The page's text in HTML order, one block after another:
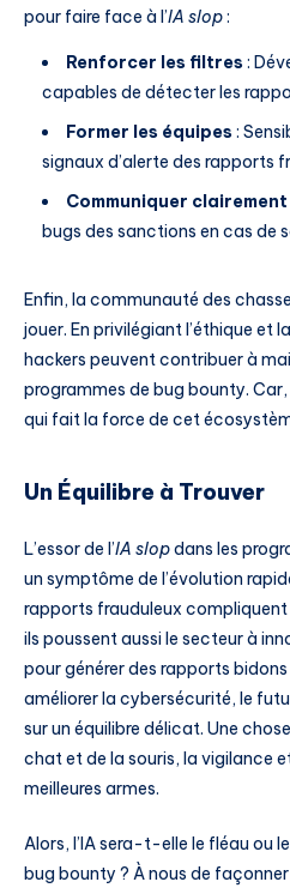
pour faire face à l’IA slop:
Renforcer les filtres :
capables de détecter les
Former les équipes :
signaux d’alerte des rapports
Communiquer clairement
bugs des sanctions en cas de
Enfin, la communauté des
jouer. En privilégiant l’éthique et
hackers peuvent contribuer à
programmes de bug bounty.
qui fait la force de cet
Un Équilibre à Trouver
L’essor de l’IA slopdans les
un symptôme de l’évolution
rapports frauduleux
ils poussent aussi le secteur à
pour générer des rapports
améliorer la cybersécurité, le
sur un équilibre délicat. Une
chat et de la souris, la vigilance
meilleures armes.
Alors, l’IA sera-t-elle le fléau ou
bug bounty ? À nous de façonner